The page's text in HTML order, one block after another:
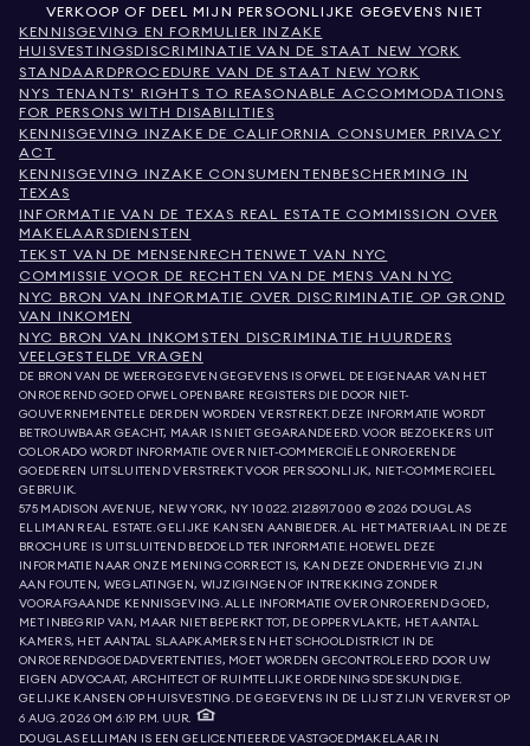
VERKOOP OF DEEL MIJN PERSOONLIJKE GEGEVENS NIET
KENNISGEVING EN FORMULIER INZAKE
HUISVESTINGSDISCRIMINATIE VAN DE STAAT NEW YORK
STANDAARDPROCEDURE VAN DE STAAT NEW YORK
NYS TENANTS' RIGHTS TO REASONABLE ACCOMMODATIONS
FOR PERSONS WITH DISABILITIES
KENNISGEVING INZAKE DE CALIFORNIA CONSUMER PRIVACY
ACT
KENNISGEVING INZAKE CONSUMENTENBESCHERMING IN
TEXAS
INFORMATIE VAN DE TEXAS REAL ESTATE COMMISSION OVER
MAKELAARSDIENSTEN
TEKST VAN DE MENSENRECHTENWET VAN NYC
COMMISSIE VOOR DE RECHTEN VAN DE MENS VAN NYC
NYC BRON VAN INFORMATIE OVER DISCRIMINATIE OP GROND
VAN INKOMEN
NYC BRON VAN INKOMSTEN DISCRIMINATIE HUURDERS
VEELGESTELDE VRAGEN
DE BRON VAN DE WEERGEGEVEN GEGEVENS IS OFWEL DE EIGENAAR VAN HET
ONROEREND GOED OFWEL OPENBARE REGISTERS DIE DOOR NIET-
GOUVERNEMENTELE DERDEN WORDEN VERSTREKT. DEZE INFORMATIE WORDT
BETROUWBAAR GEACHT, MAAR IS NIET GEGARANDEERD. VOOR BEZOEKERS UIT
COLORADO WORDT INFORMATIE OVER NIET-COMMERCIËLE ONROERENDE
GOEDEREN UITSLUITEND VERSTREKT VOOR PERSOONLIJK, NIET-COMMERCIEEL
GEBRUIK.
575 MADISON AVENUE, NEW YORK, NY 10022.212.891.7000 © 2026 DOUGLAS
ELLIMAN REAL ESTATE. GELIJKE KANSEN AANBIEDER. AL HET MATERIAAL IN DEZE
BROCHURE IS UITSLUITEND BEDOELD TER INFORMATIE. HOEWEL DEZE
INFORMATIE NAAR ONZE MENING CORRECT IS, KAN DEZE ONDERHEVIG ZIJN
AAN FOUTEN, WEGLATINGEN, WIJZIGINGEN OF INTREKKING ZONDER
VOORAFGAANDE KENNISGEVING. ALLE INFORMATIE OVER ONROEREND GOED,
MET INBEGRIP VAN, MAAR NIET BEPERKT TOT, DE OPPERVLAKTE, HET AANTAL
KAMERS, HET AANTAL SLAAPKAMERS EN HET SCHOOLDISTRICT IN DE
ONROERENDGOEDADVERTENTIES, MOET WORDEN GECONTROLEERD DOOR UW
EIGEN ADVOCAAT, ARCHITECT OF RUIMTELIJKE ORDENINGSDESKUNDIGE.
GELIJKE KANSEN OP HUISVESTING. DE GEGEVENS IN DE LIJST ZIJN VERVERST OP
6 AUG. 2026 OM 6:19 P.M. UUR.
DOUGLAS ELLIMAN IS EEN GELICENTIEERDE VASTGOEDMAKELAAR IN